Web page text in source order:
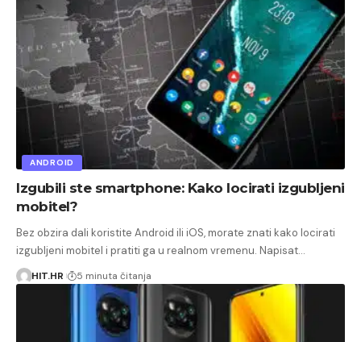
ANDROID
Izgubili ste smartphone: Kako locirati izgubljeni
mobitel?
Bez obzira dali koristite Android ili iOS, morate znati kako locirati
izgubljeni mobitel i pratiti ga u realnom vremenu. Napisat…
HIT.HR 5 minuta čitanja